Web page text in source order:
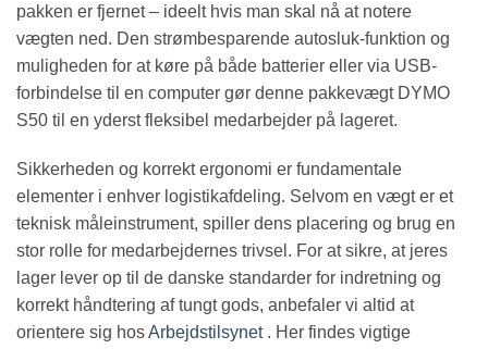
pakken er fjernet – ideelt hvis man skal nå at notere
vægten ned. Den strømbesparende autosluk-funktion og
muligheden for at køre på både batterier eller via USB-
forbindelse til en computer gør denne pakkevægt DYMO
S50 til en yderst fleksibel medarbejder på lageret.
Sikkerheden og korrekt ergonomi er fundamentale
elementer i enhver logistikafdeling. Selvom en vægt er et
teknisk måleinstrument, spiller dens placering og brug en
stor rolle for medarbejdernes trivsel. For at sikre, at jeres
lager lever op til de danske standarder for indretning og
korrekt håndtering af tungt gods, anbefaler vi altid at
orientere sig hosArbejdstilsynet. Her findes vigtige